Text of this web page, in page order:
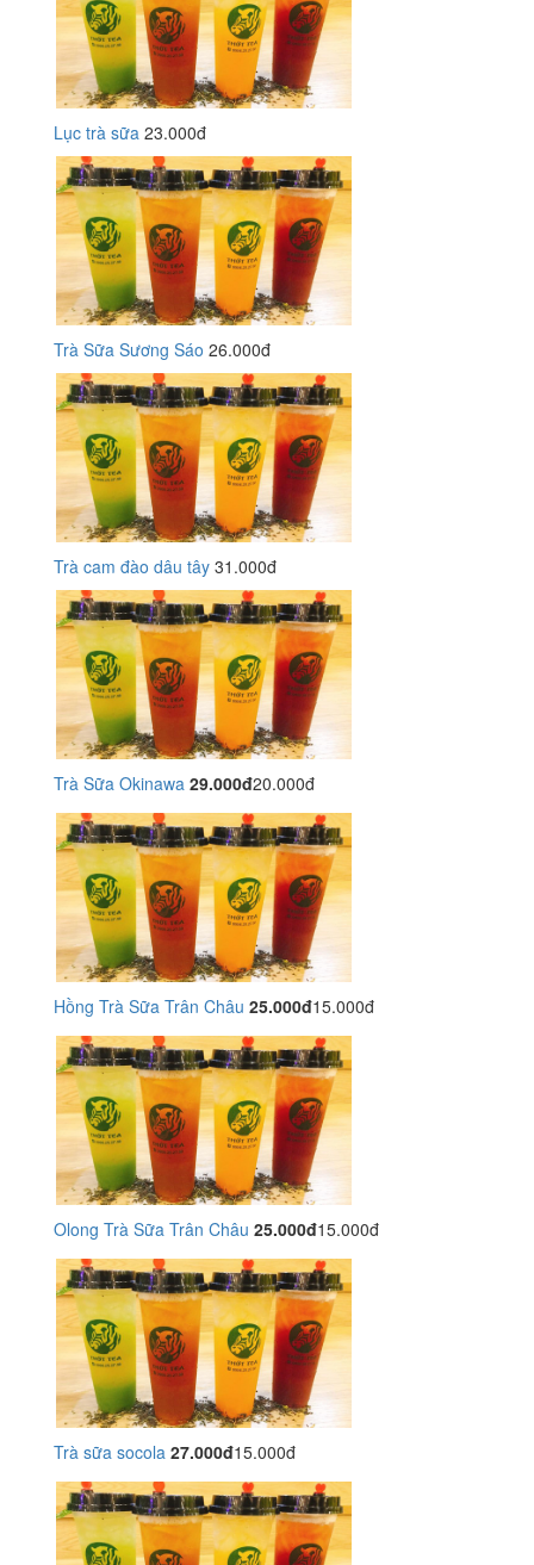
Lục trà sữa 23.000đ
Trà Sữa Sương Sáo 26.000đ
Trà cam đào dâu tây 31.000đ
Trà Sữa Okinawa 29.000đ20.000đ
Hồng Trà Sữa Trân Châu 25.000đ15.000đ
Olong Trà Sữa Trân Châu 25.000đ15.000đ
Trà sữa socola 27.000đ15.000đ